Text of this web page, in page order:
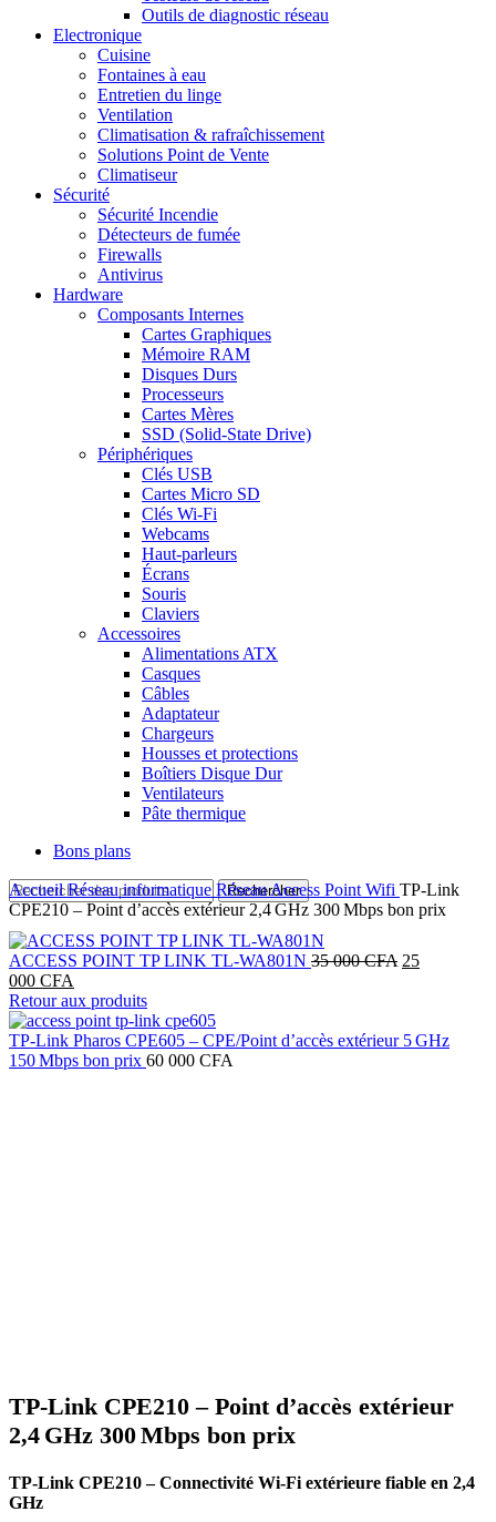
Outils de diagnostic réseau
Electronique
Cuisine
Fontaines à eau
Entretien du linge
Ventilation
Climatisation & rafraîchissement
Solutions Point de Vente
Climatiseur
Sécurité
Sécurité Incendie
Détecteurs de fumée
Firewalls
Antivirus
Hardware
Composants Internes
Cartes Graphiques
Mémoire RAM
Disques Durs
Processeurs
Cartes Mères
SSD (Solid-State Drive)
Périphériques
Clés USB
Cartes Micro SD
Clés Wi-Fi
Webcams
Haut-parleurs
Écrans
Souris
Claviers
Accessoires
Alimentations ATX
Casques
Câbles
Adaptateur
Chargeurs
Housses et protections
Boîtiers Disque Dur
Ventilateurs
Pâte thermique
Bons plans
Rechercher
AccueilRéseau informatique RéseauAccess Point Wifi TP‑Link
CPE210 – Point d’accès extérieur 2,4 GHz 300 Mbps bon prix
ACCESS POINT TP LINK TL-WA801N 35 000CFA Le
35
25
000 CFA
prix
actuel
est :
25
Retour aux produits
TP‑Link Pharos CPE605 – CPE/Point d’accès extérieur 5 GHz
150 Mbps bon prix 60 000 CFA
TP‑Link CPE210 – Point d’accès extérieur
2,4 GHz 300 Mbps bon prix
TP-Link CPE210 – Connectivité Wi-Fi extérieure fiable en 2,4
GHz